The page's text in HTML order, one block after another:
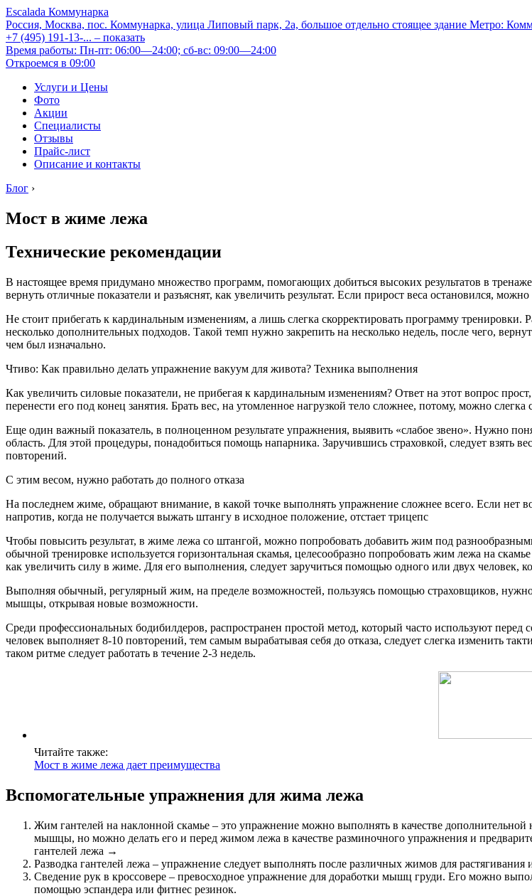
Escalada Коммунарка
Россия, Москва, пос. Коммунарка, улица Липовый парк, 2а, большое отдельно стоящее здание Метро:
+7 (495) 191-13-... – показать
Время работы: Пн-пт: 06:00—24:00; сб-вс: 09:00—24:00
Откроемся в 09:00
Услуги и Цены
Фото
Акции
Специалисты
Отзывы
Прайс-лист
Описание и контакты
Блог ›
Мост в жиме лежа
Технические рекомендации
В настоящее время придумано множество программ, помогающих добиться высоких результатов в
вернуть отличные показатели и разъяснят, как увеличить результат. Если прирост веса остановился,
Не стоит прибегать к кардинальным изменениям, а лишь слегка скорректировать программу
несколько дополнительных подходов. Такой темп нужно закрепить на несколько недель, после чего,
чем был изначально.
Чтиво: Как правильно делать упражнение вакуум для живота? Техника выполнения
Как увеличить силовые показатели, не прибегая к кардинальным изменениям? Ответ на этот вопрос
перенести его под конец занятия. Брать вес, на утомленное нагрузкой тело сложнее, потому, можно слегка
Еще один важный показатель, в полноценном результате упражнения, выявить «слабое звено». Нужно
область. Для этой процедуры, понадобиться помощь напарника. Заручившись страховкой, следует взять
повторений.
С этим весом, нужно работать до полного отказа
На последнем жиме, обращают внимание, в какой точке выполнять упражнение сложнее всего. Если нет
напротив, когда не получается выжать штангу в исходное положение, отстает трицепс
Чтобы повысить результат, в жиме лежа со штангой, можно попробовать добавить жим под
обычной тренировке используется горизонтальная скамья, целесообразно попробовать жим лежа на
как увеличить силу в жиме. Для его выполнения, следует заручиться помощью одного или двух человек,
Выполняя обычный, регулярный жим, на пределе возможностей, пользуясь помощью страховщиков,
мышцы, открывая новые возможности.
Среди профессиональных бодибилдеров, распространен простой метод, который часто используют
человек выполняет 8-10 повторений, тем самым вырабатывая себя до отказа, следует слегка изменить
таком ритме следует работать в течение 2-3 недель.
Читайте также:
Мост в жиме лежа дает преимущества
Вспомогательные упражнения для жима лежа
Жим гантелей на наклонной скамье – это упражнение можно выполнять в качестве
мышцы, но можно делать его и перед жимом лежа в качестве разминочного упражнения и
гантелей лежа →
Разводка гантелей лежа – упражнение следует выполнять после различных жимов для
Сведение рук в кроссовере – превосходное упражнение для доработки мышц груди. Его можно
помощью эспандера или фитнес резинок.